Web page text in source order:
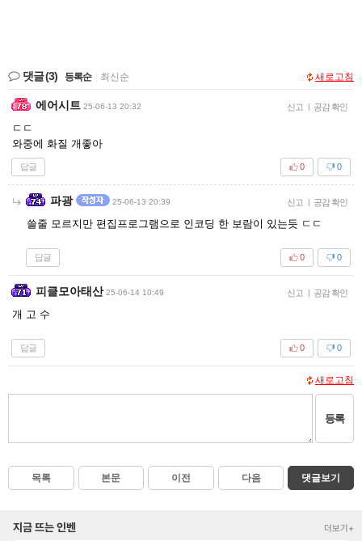
댓글(3) 등록순 최신순 새로고침
에어시트 25-06-13 20:32 신고 | 공감 확인
ㄷㄷ
와중에 화질 개좋아
답글 0
0
파광 25-06-13 20:39 신고 | 공감 확인
쓸줄 모르지만 편집프로그램으로 인코딩 한 보람이 있는듯 ㄷㄷ
답글 0
0
피클모아태산 25-06-14 10:49 신고 | 공감 확인
개 고 수
답글 0
0
새로고침
등록
목록 본문 이전 다음 댓글보기
지금 뜨는 인벤 더보기+